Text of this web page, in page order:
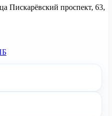
Пискарёвский проспект, 63,